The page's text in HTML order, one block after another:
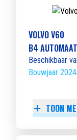
VOLVO V60
B4
Beschikbaar
Bouwjaar 2024
TOON